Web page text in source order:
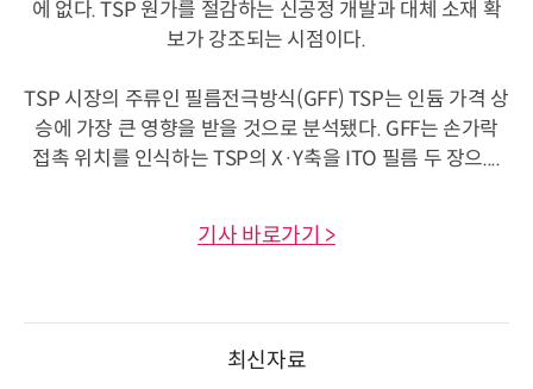
에 없다. TSP 원가를 절감하는 신공정 개발과 대체 소재 확
보가 강조되는 시점이다.
TSP 시장의 주류인 필름전극방식(GFF) TSP는 인듐 가격 상
승에 가장 큰 영향을 받을 것으로 분석됐다. GFF는 손가락
접촉 위치를 인식하는 TSP의 X·Y축을 ITO 필름 두 장으....
기사 바로가기 >
최신자료